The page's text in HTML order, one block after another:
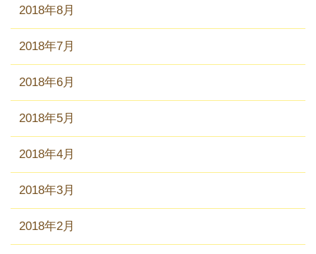
2018年8月
2018年7月
2018年6月
2018年5月
2018年4月
2018年3月
2018年2月